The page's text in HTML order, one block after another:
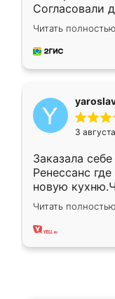
Согласовали
недели кухня
довольны
мебель за
Читать полностью
3
Заказала
Ренессанс
новую
вполне
два года,
Читать полностью